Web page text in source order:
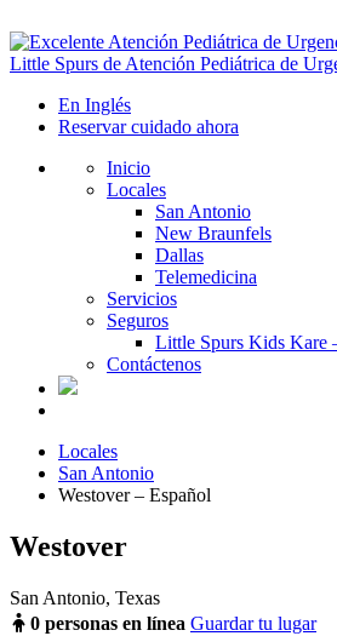
En Inglés
Reservar cuidado ahora
Inicio
Locales
San Antonio
New Braunfels
Dallas
Telemedicina
Servicios
Seguros
Little Spurs Kids Kare
Contáctenos
Locales
San Antonio
Westover – Español
Westover
San Antonio, Texas
0 personas en línea Guardar tu lugar